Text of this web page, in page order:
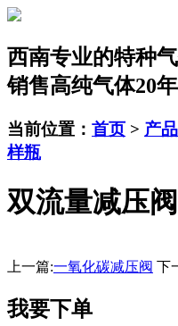
西南专业的特种
销售高纯气体20年
当前位置： 首页 > 产
样瓶
双流量减压阀
上一篇:一氧化碳减压阀 下
我要下单